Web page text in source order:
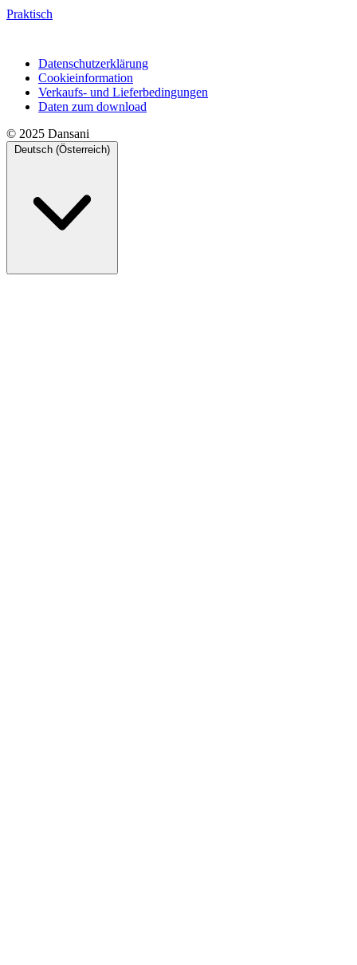
Praktisch
Datenschutzerklärung
Cookieinformation
Verkaufs- und Lieferbedingungen
Daten zum download
© 2025 Dansani
Deutsch (Österreich)